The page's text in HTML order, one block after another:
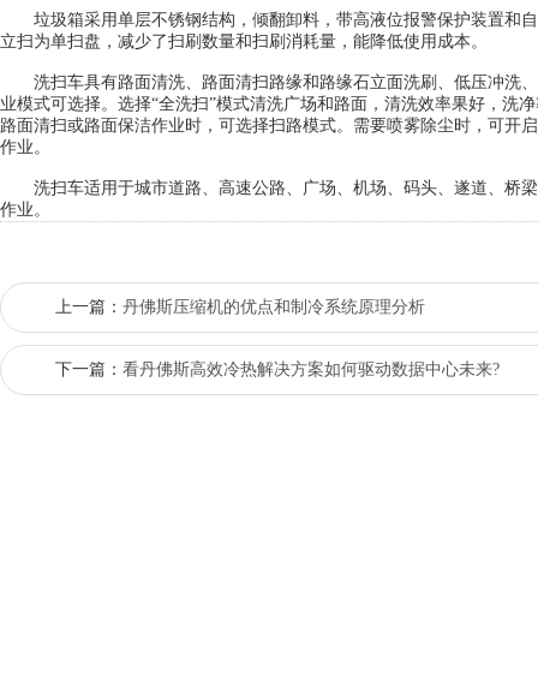
垃圾箱采用单层不锈钢结构，倾翻卸料，带高液位报警保护装置和
立扫为单扫盘，减少了扫刷数量和扫刷消耗量，能降低使用成本。
洗扫车具有路面清洗、路面清扫路缘和路缘石立面洗刷、低压冲洗、
业模式可选择。选择“全洗扫”模式清洗广场和路面，清洗效率果好，洗
路面清扫或路面保洁作业时，可选择扫路模式。需要喷雾除尘时，可开
作业。
洗扫车适用于城市道路、高速公路、广场、机场、码头、遂道、桥
作业。
上一篇： 丹佛斯压缩机的优点和制冷系统原理分析
下一篇： 看丹佛斯高效冷热解决方案如何驱动数据中心未来?